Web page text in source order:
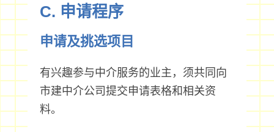
C. 申请程序
申请及挑选项目
有兴趣参与中介服务的业主，须共同向
市建中介公司提交申请表格和相关资
料。